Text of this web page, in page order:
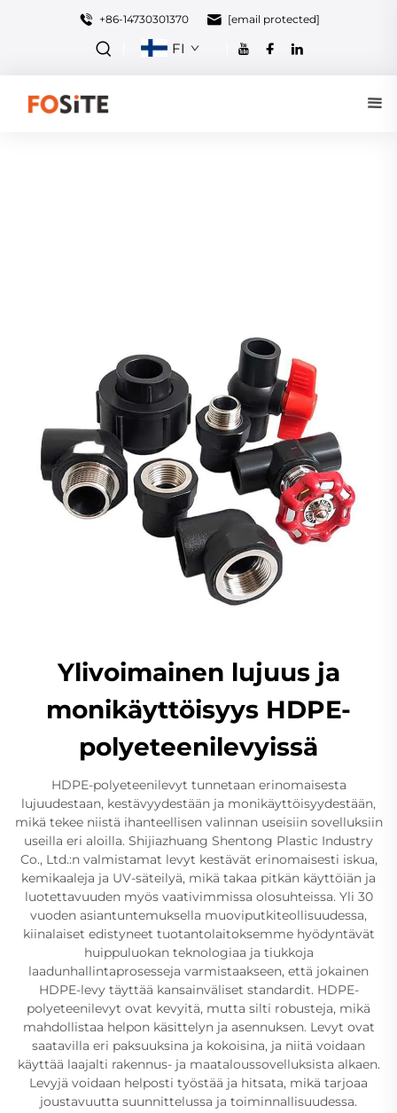
+86-14730301370 [email protected]
FI
Ylivoimainen lujuus ja
monikäyttöisyys HDPE-
polyeteenilevyissä
HDPE-polyeteenilevyt tunnetaan erinomaisesta
lujuudestaan, kestävyydestään ja monikäyttöisyydestään,
mikä tekee niistä ihanteellisen valinnan useisiin sovelluksiin
useilla eri aloilla. Shijiazhuang Shentong Plastic Industry
Co., Ltd.:n valmistamat levyt kestävät erinomaisesti iskua,
kemikaaleja ja UV-säteilyä, mikä takaa pitkän käyttöiän ja
luotettavuuden myös vaativimmissa olosuhteissa. Yli 30
vuoden asiantuntemuksella muoviputkiteollisuudessa,
kiinalaiset edistyneet tuotantolaitoksemme hyödyntävät
huippuluokan teknologiaa ja tiukkoja
laadunhallintaprosesseja varmistaakseen, että jokainen
HDPE-levy täyttää kansainväliset standardit. HDPE-
polyeteenilevyt ovat kevyitä, mutta silti robusteja, mikä
mahdollistaa helpon käsittelyn ja asennuksen. Levyt ovat
saatavilla eri paksuuksina ja kokoisina, ja niitä voidaan
käyttää laajalti rakennus- ja maataloussovelluksista alkaen.
Levyjä voidaan helposti työstää ja hitsata, mikä tarjoaa
joustavuutta suunnittelussa ja toiminnallisuudessa.